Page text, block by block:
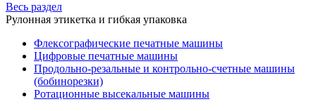
Весь раздел
Рулонная этикетка и гибкая упаковка
Флексографические печатные машины
Цифровые печатные машины
Продольно-резальные и контрольно-счетные машины
(бобинорезки)
Ротационные высекальные машины